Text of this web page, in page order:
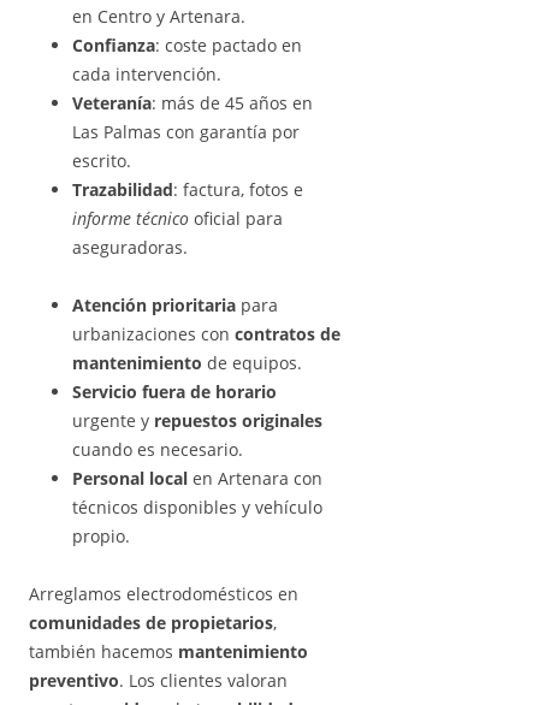
en Centro y Artenara.
Confianza: coste pactado en
cada intervención.
Veteranía: más de 45 años en
Las Palmas con garantía por
escrito.
Trazabilidad: factura, fotos e
informe técnico oficial para
aseguradoras.
Atención prioritaria para
urbanizaciones con contratos de
mantenimiento de equipos.
Servicio fuera de horario
urgente y repuestos originales
cuando es necesario.
Personal local en Artenara con
técnicos disponibles y vehículo
propio.
Arreglamos electrodomésticos en
comunidades de propietarios,
también hacemos mantenimiento
preventivo. Los clientes valoran